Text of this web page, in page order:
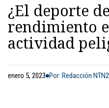
¿El deporte
rendimiento
actividad
enero 5, 2023 Por: Redacción